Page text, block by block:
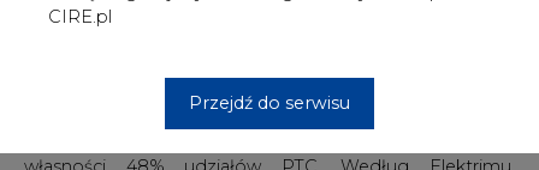
CIRE.pl
Przejdź do serwisu
zapłacić DT) uwzględni okoliczności niewykonania